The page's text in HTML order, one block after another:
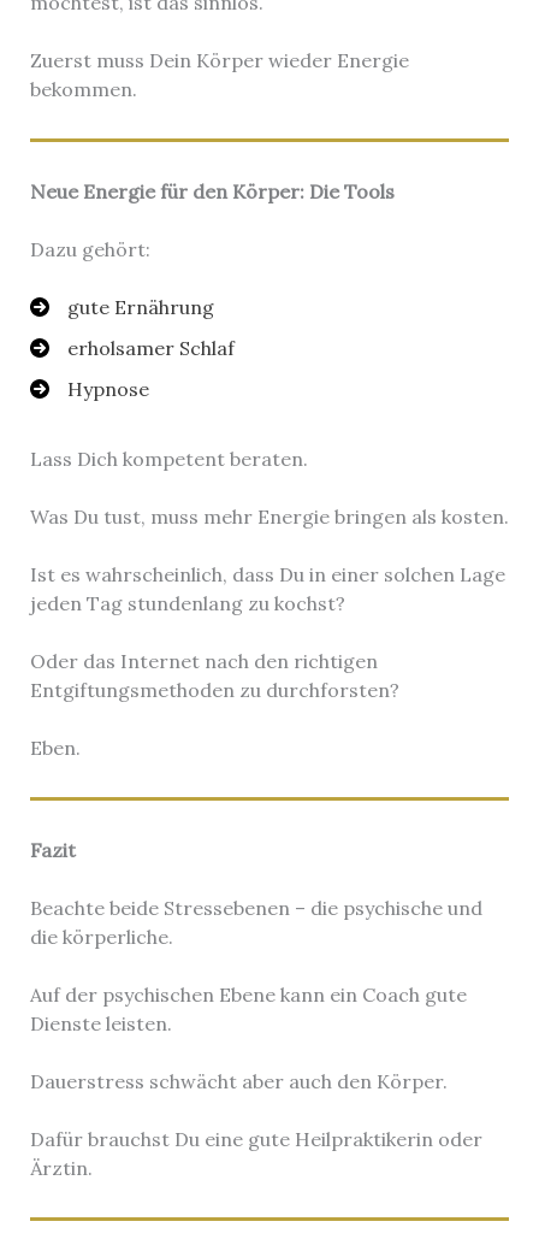
Zuerst muss Dein Körper wieder Energie
bekommen.
Neue Energie für den Körper: Die Tools
Dazu gehört:
gute Ernährung
erholsamer Schlaf
Hypnose
Lass Dich kompetent beraten.
Was Du tust, muss mehr Energie bringen als kosten.
Ist es wahrscheinlich, dass Du in einer solchen Lage
jeden Tag stundenlang zu kochst?
Oder das Internet nach den richtigen
Entgiftungsmethoden zu durchforsten?
Eben.
Fazit
Beachte beide Stressebenen – die psychische und
die körperliche.
Auf der psychischen Ebene kann ein Coach gute
Dienste leisten.
Dauerstress schwächt aber auch den Körper.
Dafür brauchst Du eine gute Heilpraktikerin oder
Ärztin.